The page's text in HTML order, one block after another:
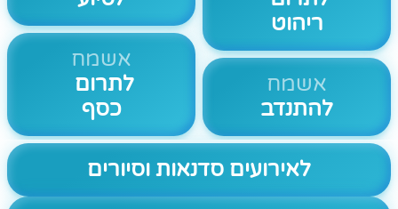
ריהוט
אשמח
להתנדב
אשמח
לתרום
כסף
לאירועים סדנאות וסיורים